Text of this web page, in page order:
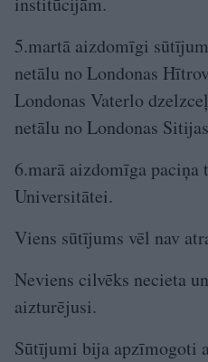
5.martā aizdomīgi
netālu no Londonas
Londonas Vaterlo
netālu no Londonas
6.marā aizdomīga paciņa
Universitātei.
Viens sūtījums vēl nav
Neviens cilvēks necieta
aizturējusi.
Sūtījumi bija apzīmogoti